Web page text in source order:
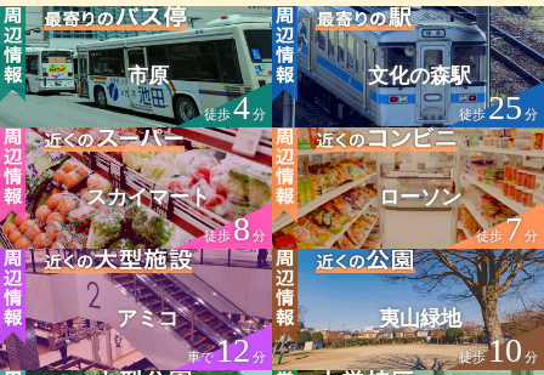
市原
徒歩4分
文化の森駅
徒歩25 分
スカイマート
徒歩8分
ローソン
徒歩7分
アミコ
車で12分
夷山緑地
徒歩10 分